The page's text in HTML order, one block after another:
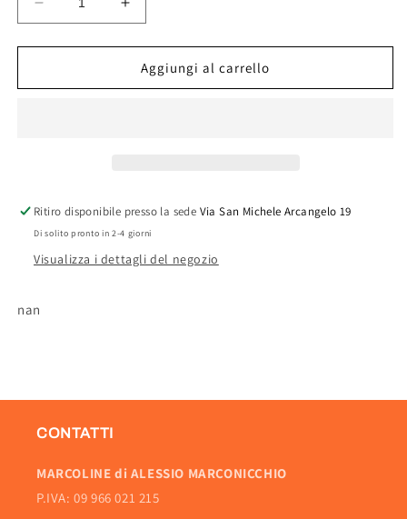
Diminuisci
quantità
per
GARDEN
Aumenta
quantità
per
CUSCINO
GARDEN
Aggiungi al carrello
Ritiro disponibile presso la sede Via San Michele Arcangelo 19
Di solito pronto in 2-4 giorni
Visualizza i dettagli del negozio
nan
CONTATTI
MARCOLINE di ALESSIO MARCONICCHIO
P.IVA: 09 966 021 215